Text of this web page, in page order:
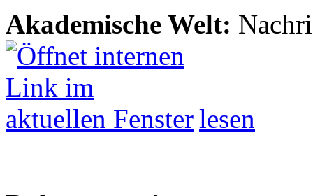
Akademische Welt:
lesen